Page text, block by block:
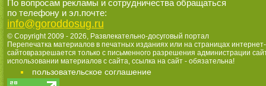
По вопросам рекламы и сотрудничества обращаться
по телефону и эл.почте:
info@goroddosug.ru
© Copyright 2009 - 2026, Развлекательно-досуговый портал
Перепечатка материалов в печатных изданиях или на страницах интернет-
сайтовразрешается только с письменного разрешения администрации
использовании материалов с сайта, ссылка на сайт - обязательна!
пользовательское соглашение